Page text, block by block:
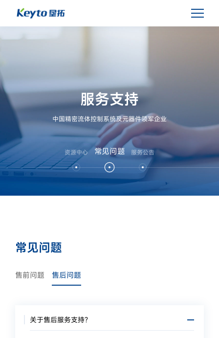
服务支持
中国精密流体控制系统及元器件领军企业
资源中心 常见问题 服务公告
常见问题
售前问题 售后问题
关于售后服务支持？